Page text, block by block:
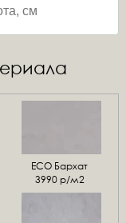
ECO Бархат
3990 р/м2